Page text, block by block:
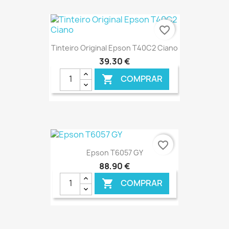
€ ONLINE
Tinteiro Original Epson T40C2 Ciano
39,30 €
 COMPRAR
favorite_border
Epson T6057 GY
88,90 €
 COMPRAR
favorite_border